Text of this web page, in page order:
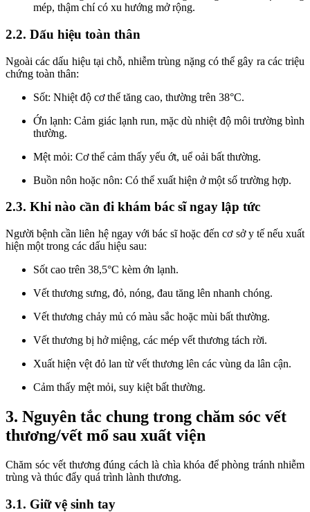
mép, thậm chí có xu hướng mở rộng.
2.2. Dấu hiệu toàn thân
Ngoài các dấu hiệu tại chỗ, nhiễm trùng nặng có thể gây ra các triệu
chứng toàn thân:
Sốt: Nhiệt độ cơ thể tăng cao, thường trên 38°C.
Ớn lạnh: Cảm giác lạnh run, mặc dù nhiệt độ môi trường bình
thường.
Mệt mỏi: Cơ thể cảm thấy yếu ớt, uể oải bất thường.
Buồn nôn hoặc nôn: Có thể xuất hiện ở một số trường hợp.
2.3. Khi nào cần đi khám bác sĩ ngay lập tức
Người bệnh cần liên hệ ngay với bác sĩ hoặc đến cơ sở y tế nếu xuất
hiện một trong các dấu hiệu sau:
Sốt cao trên 38,5°C kèm ớn lạnh.
Vết thương sưng, đỏ, nóng, đau tăng lên nhanh chóng.
Vết thương chảy mủ có màu sắc hoặc mùi bất thường.
Vết thương bị hở miệng, các mép vết thương tách rời.
Xuất hiện vệt đỏ lan từ vết thương lên các vùng da lân cận.
Cảm thấy mệt mỏi, suy kiệt bất thường.
3. Nguyên tắc chung trong chăm sóc vết
thương/vết mổ sau xuất viện
Chăm sóc vết thương đúng cách là chìa khóa để phòng tránh nhiễm
trùng và thúc đẩy quá trình lành thương.
3.1. Giữ vệ sinh tay